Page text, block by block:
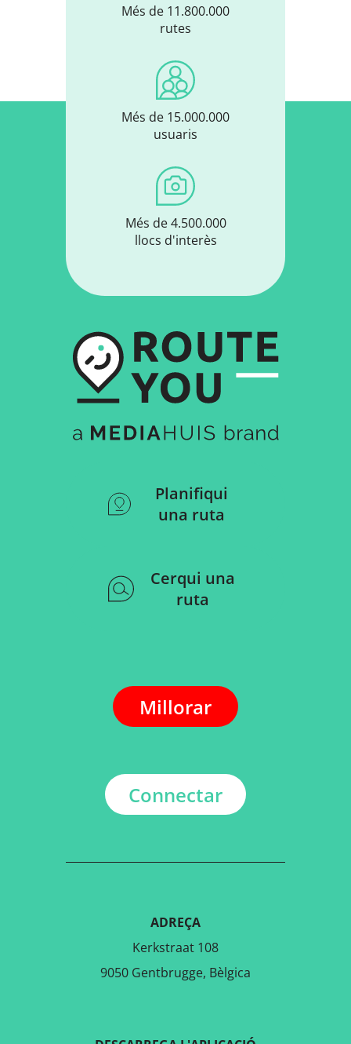
Més de 11.800.000
rutes
Més de 15.000.000
usuaris
Més de 4.500.000
llocs d'interès
Planifiqui
una ruta
Cerqui una
ruta
Millorar
Connectar
ADREÇA
Kerkstraat 108
9050 Gentbrugge, Bèlgica